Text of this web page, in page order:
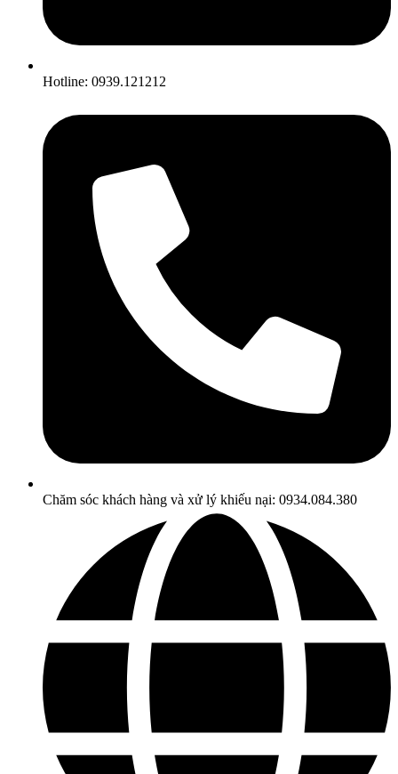
Hotline: 0939.121212
Chăm sóc khách hàng và xử lý khiếu nại: 0934.084.380